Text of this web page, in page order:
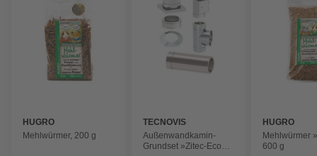
HUGRO
Mehlwürmer, 200 g
TECNOVIS
Außenwandkamin-
Grundset »Zitec-Eco«,
HUGRO
Mehlwürmer
600 g